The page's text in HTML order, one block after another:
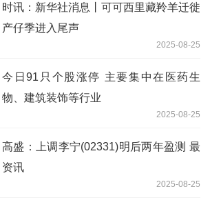
时讯：新华社消息丨可可西里藏羚羊迁徙
产仔季进入尾声
2025-08-25
今日91只个股涨停 主要集中在医药生
物、建筑装饰等行业
2025-08-25
高盛：上调李宁(02331)明后两年盈测 最
资讯
2025-08-25